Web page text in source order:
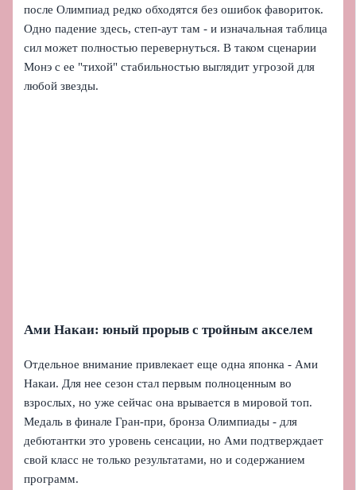
после Олимпиад редко обходятся без ошибок фавориток.
Одно падение здесь, степ‑аут там - и изначальная таблица
сил может полностью перевернуться. В таком сценарии
Монэ с ее "тихой" стабильностью выглядит угрозой для
любой звезды.
Ами Накаи: юный прорыв с тройным акселем
Отдельное внимание привлекает еще одна японка - Ами
Накаи. Для нее сезон стал первым полноценным во
взрослых, но уже сейчас она врывается в мировой топ.
Медаль в финале Гран‑при, бронза Олимпиады - для
дебютантки это уровень сенсации, но Ами подтверждает
свой класс не только результатами, но и содержанием
программ.